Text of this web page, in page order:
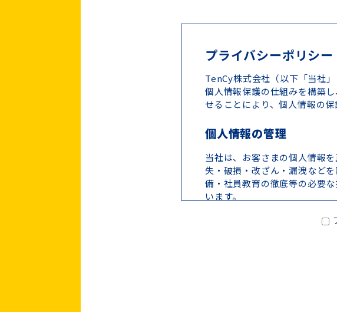
プライバシーポリシー
TenCy株式会社（以下「当社
個人情報保護の仕組みを構築
せることにより、個人情報の保
個人情報の管理
当社は、お客さまの個人情報
失・破損・改ざん・漏洩など
備・社員教育の徹底等の必要
います。
回答として、電子メールや資
個人情報の第三者への